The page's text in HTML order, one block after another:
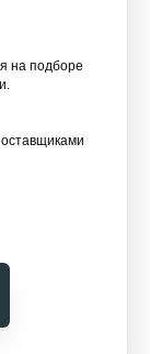
на подборе